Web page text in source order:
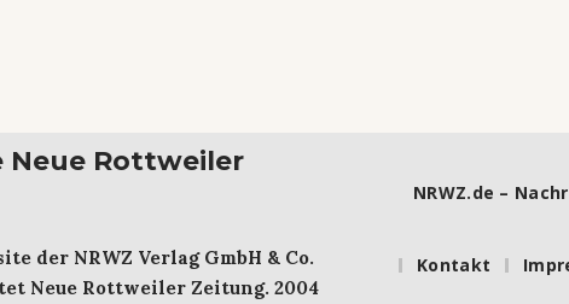
Neue Rottweiler
der NRWZ Verlag GmbH & Co.
Neue Rottweiler Zeitung. 2004
NRWZ.de –
Kontakt